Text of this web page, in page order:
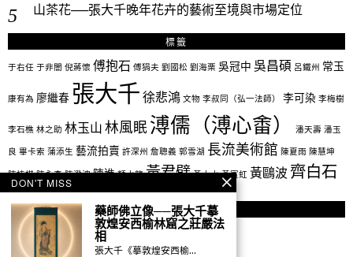
山茶花──張大千晚年花卉的藝術至境與市場定位
標籤
于右任于非闇 倪蔣懷 傅抱石 傅狷夫 劉國松 劉海栗 吳冠中 吳昌碩 呂鐵州 常玉
康有為 廖繼春 張大千徐悲鴻文物 李叔同（弘一法師） 李可染李梅樹
李石樵林之助 林玉山林風眠溥儒（溥心畬） 潘天壽潘玉
良 畢卡索 蒲添生 藝流拍賣 許深州 詹聰義 郭雪湖 長流美術館 陳夏雨 陳慧坤
陳植棋陳永森陳澄波陳進顏水龍黃君璧黃土水黃賓虹 黃鷗波 齊白石
社群
DON'T MISS
藥師佛立像──張大千摹
敦煌安西榆林窟之莊嚴法
相
張大千《摹敦煌安西榆…